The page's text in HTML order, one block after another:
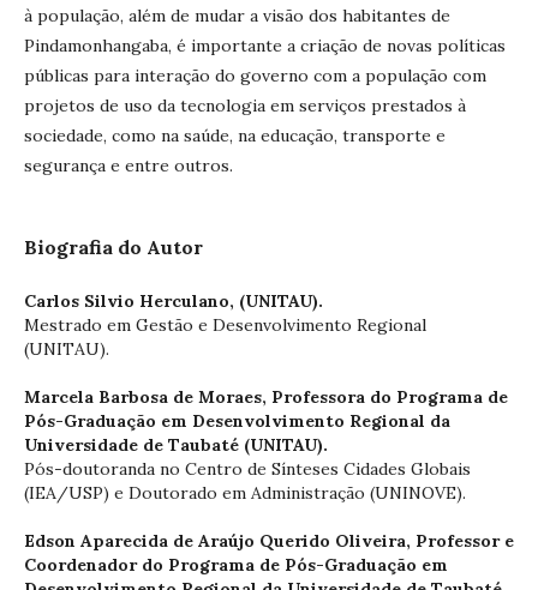
à população, além de mudar a visão dos habitantes de
Pindamonhangaba, é importante a criação de novas políticas
públicas para interação do governo com a população com
projetos de uso da tecnologia em serviços prestados à
sociedade, como na saúde, na educação, transporte e
segurança e entre outros.
Biografia do Autor
Carlos Silvio Herculano, (UNITAU).
Mestrado em Gestão e Desenvolvimento Regional
(UNITAU).
Marcela Barbosa de Moraes, Professora do Programa de
Pós-Graduação em Desenvolvimento Regional da
Universidade de Taubaté (UNITAU).
Pós-doutoranda no Centro de Sínteses Cidades Globais
(IEA/USP) e Doutorado em Administração (UNINOVE).
Edson Aparecida de Araújo Querido Oliveira, Professor e
Coordenador do Programa de Pós-Graduação em